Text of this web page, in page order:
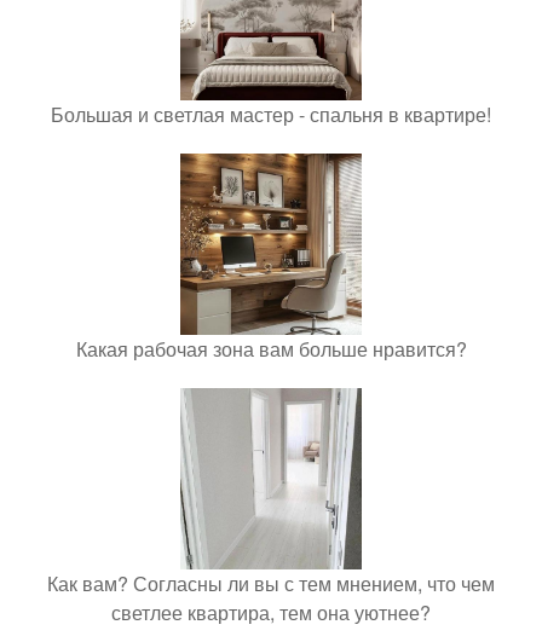
Большая и светлая мастер - спальня в квартире!
Какая рабочая зона вам больше нравится?
Как вам? Согласны ли вы с тем мнением, что чем
светлее квартира, тем она уютнее?